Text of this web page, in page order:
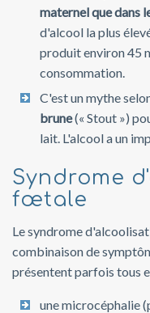
maternel que dans
d'alcool la plus
produit environ 45
consommation.
C'est un mythe
brune(« Stout »)
lait. L'alcool a un
Syndrome
fœtale
Le syndrome
combinaison de
présentent parfois tous
une microcéphalie